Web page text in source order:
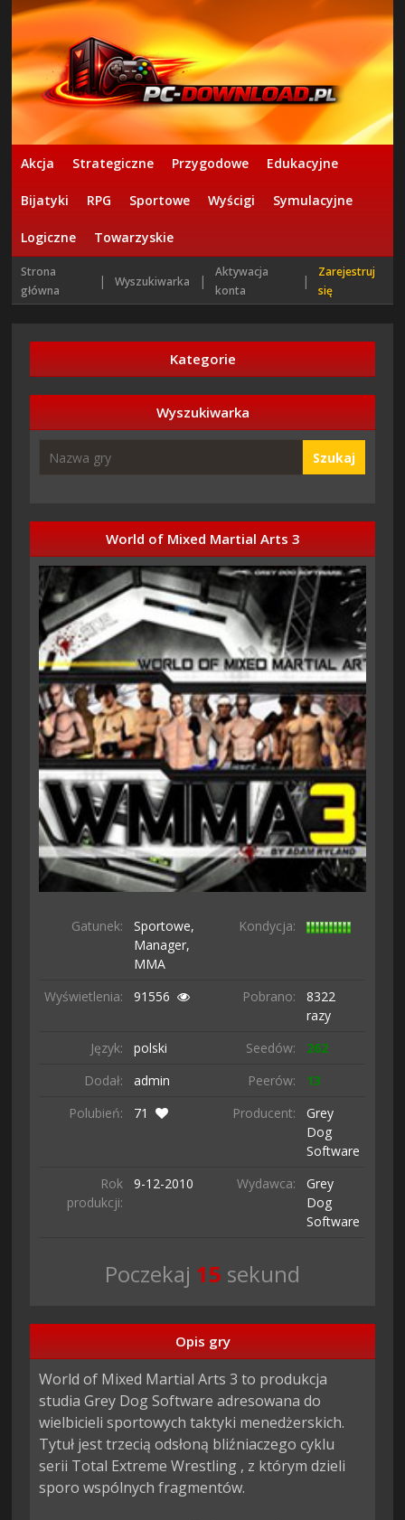
Akcja Strategiczne Przygodowe Edukacyjne
Bijatyki RPG Sportowe Wyścigi Symulacyjne
Logiczne Towarzyskie
Strona
główna
| Wyszukiwarka |
Aktywacja
konta
|
Zarejestruj
się
Kategorie
Wyszukiwarka
Szukaj
World of Mixed Martial Arts 3
Gatunek:
Sportowe,
Manager,
MMA
Kondycja:
Wyświetlenia: 91556 Pobrano:
8322
razy
Język:
polski Seedów:
262
Dodał:
admin Peerów:
13
Polubień:
71 Producent:
Grey
Dog
Software
Rok
produkcji:
9-12-2010 Wydawca:
Grey
Dog
Software
Poczekaj 14 sekund
Opis gry
World of Mixed Martial Arts 3 to produkcja
studia Grey Dog Software adresowana do
wielbicieli sportowych taktyki menedżerskich.
Tytuł jest trzecią odsłoną bliźniaczego cyklu
serii Total Extreme Wrestling , z którym dzieli
sporo wspólnych fragmentów.